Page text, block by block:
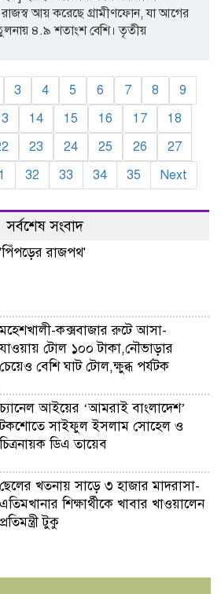
আয় করেছে গ্রামীণফোন, যা আগের
৪.৯ শতাংশ বেশি। তৃতীয়
3 4 5 6 7 8
9
14 15 16 17
18
23 24 25 26
27
32 33 34 35 Next
সর্বশেষ সংবাদ
'পিঁপড়ের রাজপথ'
মহেশখালী-কক্সবাজার রুটে আসা-
যাওয়ায় টোল ১০০ টাকা,নৌভাড়ার
চেয়েও বেশি ঘাট টোল,ক্ষুব্ধ পর্যটক
চ্যানেল আইয়ের ‘আমরাই বাংলাদেশ’
টকশোতে সাইফুল ইসলাম সোহেল ও
চিত্রনায়ক ডিএ তায়েব
ছেলের খতনায় সাড়ে ৩ হাজার মাদরাসা-
এতিমখানার শিক্ষার্থীকে খাবার খাওয়ালেন
প্রতিমন্ত্রী টুকু
অবিলম্বে গণমাধ্যম কমিশন গঠন করুন ‎